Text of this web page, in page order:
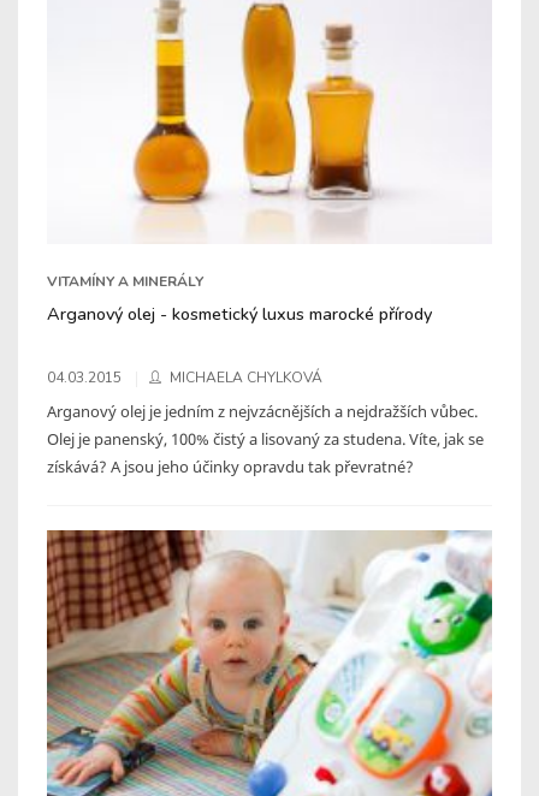
VITAMÍNY A MINERÁLY
Arganový olej - kosmetický luxus marocké přírody
04.03.2015 MICHAELA CHYLKOVÁ
Arganový olej je jedním z nejvzácnějších a nejdražších vůbec.
Olej je panenský, 100% čistý a lisovaný za studena. Víte, jak se
získává? A jsou jeho účinky opravdu tak převratné?